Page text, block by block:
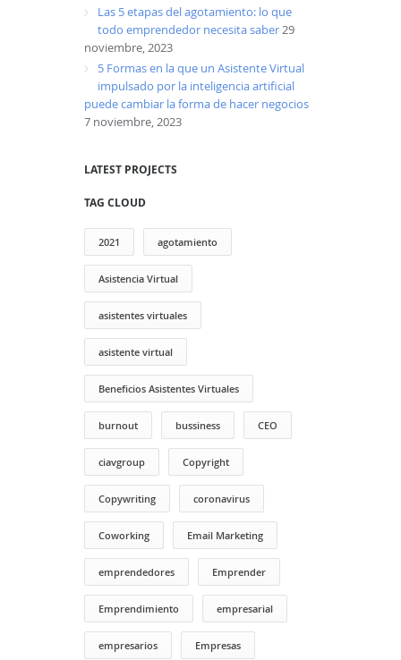
Las 5 etapas del agotamiento: lo que
todo emprendedor necesita saber29
noviembre, 2023
5 Formas en la que un Asistente Virtual
impulsado por la inteligencia artificial
puede cambiar la forma de hacer negocios
7 noviembre, 2023
LATEST PROJECTS
TAG CLOUD
2021 agotamiento
Asistencia Virtual
asistentes virtuales
asistente virtual
Beneficios Asistentes Virtuales
burnout bussiness CEO
ciavgroup Copyright
Copywriting coronavirus
Coworking Email Marketing
emprendedores Emprender
Emprendimiento empresarial
empresarios Empresas